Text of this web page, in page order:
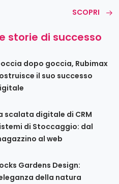
SCOPRI
storie di successo
dopo goccia, Rubimax
il suo successo
scalata digitale di CRM
di Stoccaggio: dal
al web
Gardens Design:
della natura